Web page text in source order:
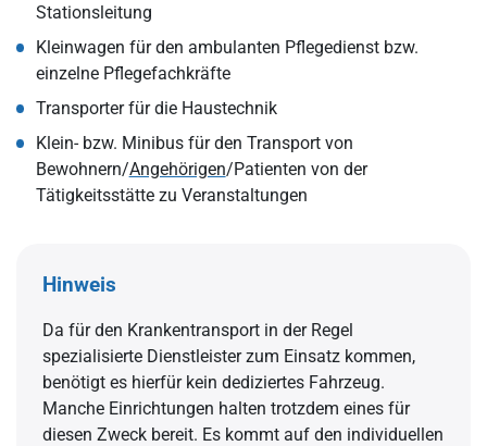
Stationsleitung
Kleinwagen für den ambulanten Pflegedienst bzw.
einzelne Pflegefachkräfte
Transporter für die Haustechnik
Klein- bzw. Minibus für den Transport von
Bewohnern/Angehörigen/Patienten von der
Tätigkeitsstätte zu Veranstaltungen
Hinweis
Da für den Krankentransport in der Regel
spezialisierte Dienstleister zum Einsatz kommen,
benötigt es hierfür kein dediziertes Fahrzeug.
Manche Einrichtungen halten trotzdem eines für
diesen Zweck bereit. Es kommt auf den individuellen